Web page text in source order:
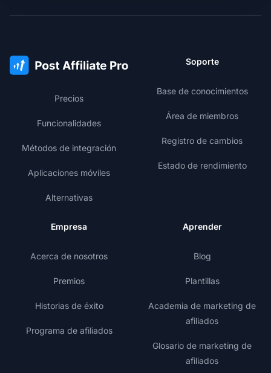
Precios
Funcionalidades
Métodos de integración
Aplicaciones móviles
Alternativas
Soporte
Base de conocimientos
Área de miembros
Registro de cambios
Estado de rendimiento
Empresa
Acerca de nosotros
Premios
Historias de éxito
Programa de afiliados
Aprender
Blog
Plantillas
Academia de marketing de
afiliados
Glosario de marketing de
afiliados